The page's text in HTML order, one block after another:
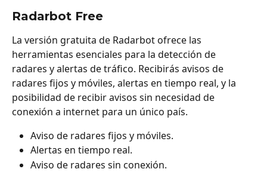
Radarbot Free
La versión gratuita de Radarbot ofrece las
herramientas esenciales para la detección de
radares y alertas de tráfico. Recibirás avisos de
radares fijos y móviles, alertas en tiempo real, y la
posibilidad de recibir avisos sin necesidad de
conexión a internet para un único país.
Aviso de radares fijos y móviles.
Alertas en tiempo real.
Aviso de radares sin conexión.